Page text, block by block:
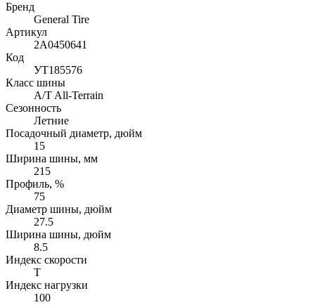
Бренд
General Tire
Артикул
2A0450641
Код
УТ185576
Класс шины
A/T All-Terrain
Сезонность
Летние
Посадочный диаметр, дюйм
15
Ширина шины, мм
215
Профиль, %
75
Диаметр шины, дюйм
27.5
Ширина шины, дюйм
8.5
Индекс скорости
T
Индекс нагрузки
100